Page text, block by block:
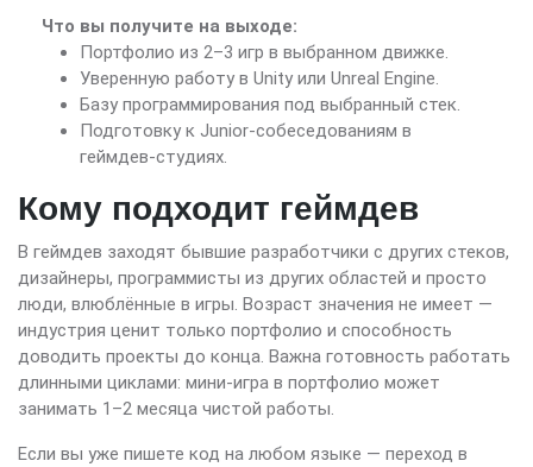
Что вы получите на выходе:
Портфолио из 2–3 игр в выбранном движке.
Уверенную работу в Unity или Unreal Engine.
Базу программирования под выбранный стек.
Подготовку к Junior-собеседованиям в
геймдев-студиях.
Кому подходит геймдев
В геймдев заходят бывшие разработчики с других стеков,
дизайнеры, программисты из других областей и просто
люди, влюблённые в игры. Возраст значения не имеет —
индустрия ценит только портфолио и способность
доводить проекты до конца. Важна готовность работать
длинными циклами: мини-игра в портфолио может
занимать 1–2 месяца чистой работы.
Если вы уже пишете код на любом языке — переход в